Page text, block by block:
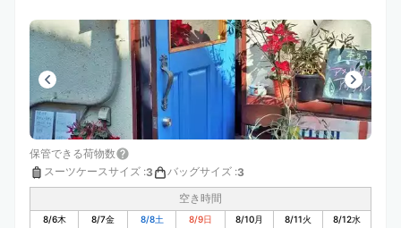
保管できる荷物数
スーツケースサイズ :3 バッグサイズ :3
空き時間
8/6木 8/7金 8/8土 8/9日 8/10月 8/11火 8/12水